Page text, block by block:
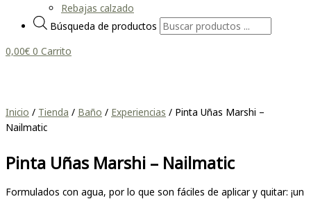
Rebajas calzado
Búsqueda de productos
0,00€ 0 Carrito
Inicio / Tienda / Baño / Experiencias / Pinta Uñas Marshi –
Nailmatic
Pinta Uñas Marshi – Nailmatic
Formulados con agua, por lo que son fáciles de aplicar y quitar: ¡un